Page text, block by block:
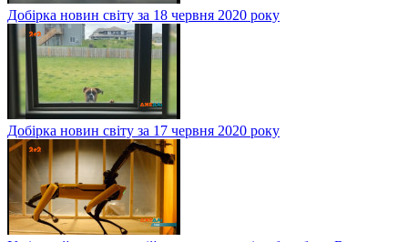
Добірка новин світу за 18 червня 2020 року
Добірка новин світу за 17 червня 2020 року